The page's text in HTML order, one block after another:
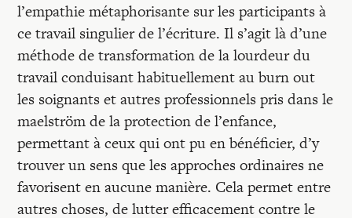
l’empathie métaphorisante sur les participants à
ce travail singulier de l’écriture. Il s’agit là d’une
méthode de transformation de la lourdeur du
travail conduisant habituellement au burn out
les soignants et autres professionnels pris dans le
maelström de la protection de l’enfance,
permettant à ceux qui ont pu en bénéficier, d’y
trouver un sens que les approches ordinaires ne
favorisent en aucune manière. Cela permet entre
autres choses, de lutter efficacement contre le